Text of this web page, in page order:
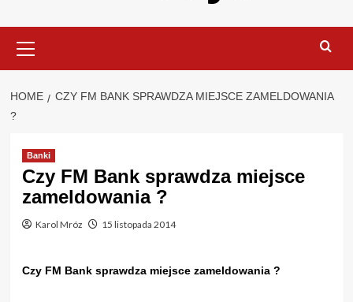
Menu
HOME
CZY FM BANK SPRAWDZA MIEJSCE ZAMELDOWANIA
?
Banki
Czy FM Bank sprawdza miejsce
zameldowania ?
Karol Mróz 15 listopada 2014
Czy FM Bank sprawdza miejsce zameldowania ?